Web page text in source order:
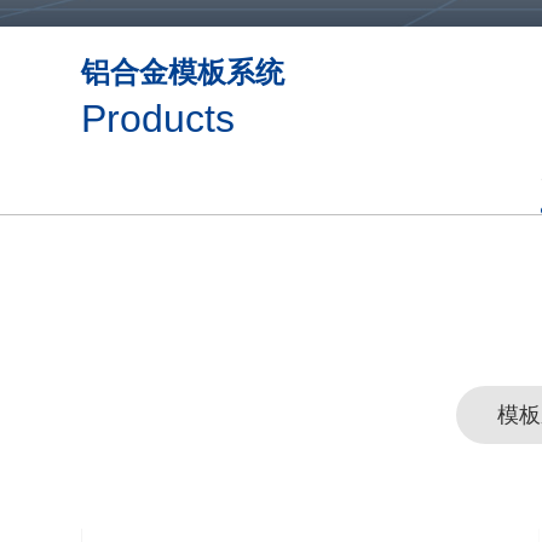
铝合金模板系统
Products
模